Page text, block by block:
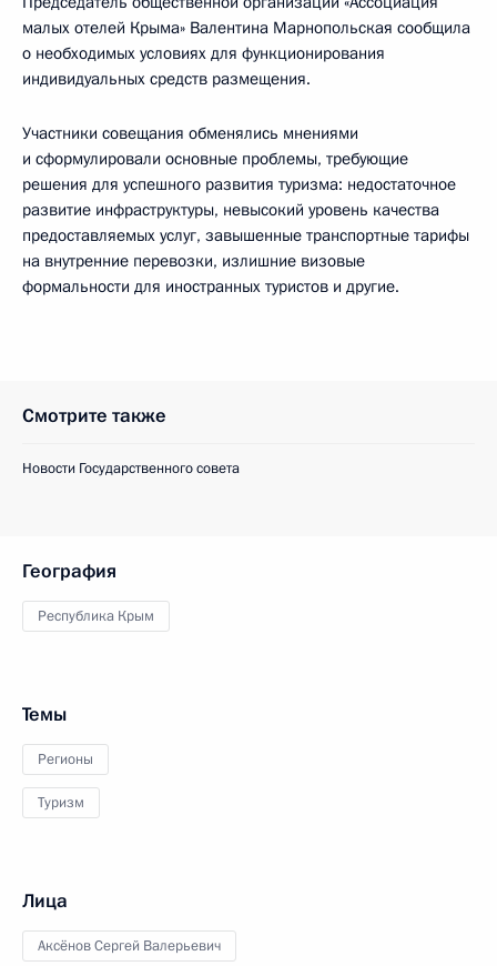
малых отелей Крыма» Валентина Марнопольская сообщила
о необходимых условиях для функционирования
индивидуальных средств размещения.
Участники совещания обменялись мнениями
и сформулировали основные проблемы, требующие
решения для успешного развития туризма: недостаточное
развитие инфраструктуры, невысокий уровень качества
предоставляемых услуг, завышенные транспортные тарифы
на внутренние перевозки, излишние визовые
формальности для иностранных туристов и другие.
Смотрите также
Новости Государственного совета
География
Республика Крым
Темы
Регионы
Туризм
Лица
Аксёнов Сергей Валерьевич